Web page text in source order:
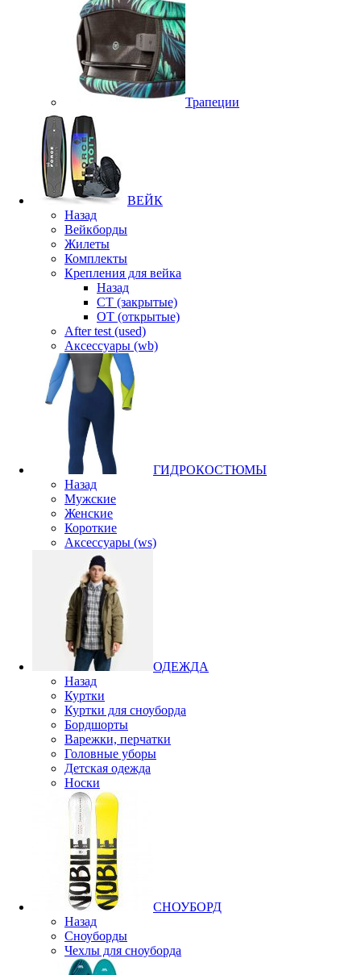
Трапеции
ВЕЙК
Назад
Вейкборды
Жилеты
Комплекты
Крепления для вейка
Назад
CT (закрытые)
OT (открытые)
After test (used)
Аксессуары (wb)
ГИДРОКОСТЮМЫ
Назад
Мужские
Женские
Короткие
Аксессуары (ws)
ОДЕЖДА
Назад
Куртки
Куртки для сноуборда
Бордшорты
Варежки, перчатки
Головные уборы
Детская одежда
Носки
СНОУБОРД
Назад
Сноуборды
Чехлы для сноуборда